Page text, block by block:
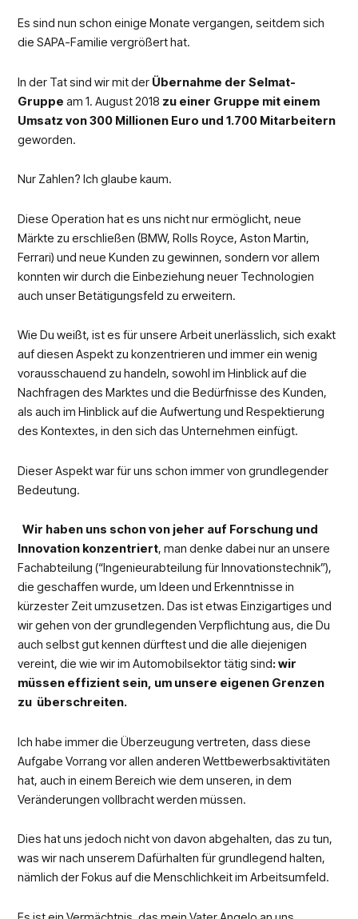
Es sind nun schon einige Monate vergangen, seitdem sich
die SAPA-Familie vergrößert hat.
In der Tat sind wir mit der Übernahme der Selmat-
Gruppe am 1. August 2018 zu einer Gruppe mit einem
Umsatz von 300 Millionen Euro und 1.700 Mitarbeitern
geworden.
Nur Zahlen? Ich glaube kaum.
Diese Operation hat es uns nicht nur ermöglicht, neue
Märkte zu erschließen (BMW, Rolls Royce, Aston Martin,
Ferrari) und neue Kunden zu gewinnen, sondern vor allem
konnten wir durch die Einbeziehung neuer Technologien
auch unser Betätigungsfeld zu erweitern.
Wie Du weißt, ist es für unsere Arbeit unerlässlich, sich exakt
auf diesen Aspekt zu konzentrieren und immer ein wenig
vorausschauend zu handeln, sowohl im Hinblick auf die
Nachfragen des Marktes und die Bedürfnisse des Kunden,
als auch im Hinblick auf die Aufwertung und Respektierung
des Kontextes, in den sich das Unternehmen einfügt.
Dieser Aspekt war für uns schon immer von grundlegender
Bedeutung.
Wir haben uns schon von jeher auf Forschung und
Innovation konzentriert, man denke dabei nur an unsere
Fachabteilung (“Ingenieurabteilung für Innovationstechnik”),
die geschaffen wurde, um Ideen und Erkenntnisse in
kürzester Zeit umzusetzen. Das ist etwas Einzigartiges und
wir gehen von der grundlegenden Verpflichtung aus, die Du
auch selbst gut kennen dürftest und die alle diejenigen
vereint, die wie wir im Automobilsektor tätig sind: wir
müssen effizient sein, um unsere eigenen Grenzen
zu überschreiten.
Ich habe immer die Überzeugung vertreten, dass diese
Aufgabe Vorrang vor allen anderen Wettbewerbsaktivitäten
hat, auch in einem Bereich wie dem unseren, in dem
Veränderungen vollbracht werden müssen.
Dies hat uns jedoch nicht von davon abgehalten, das zu tun,
was wir nach unserem Dafürhalten für grundlegend halten,
nämlich der Fokus auf die Menschlichkeit im Arbeitsumfeld.